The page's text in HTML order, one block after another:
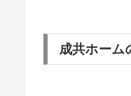
成共ホーム